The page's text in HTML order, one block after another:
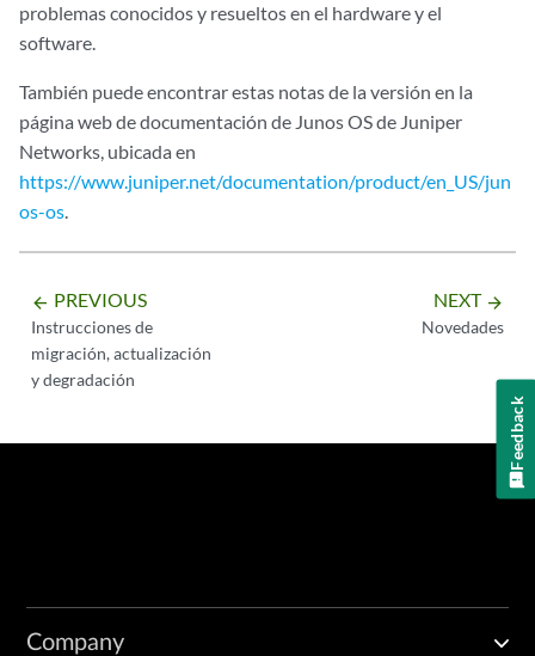
problemas conocidos y resueltos en el hardware y el
software.
También puede encontrar estas notas de la versión en la
página web de documentación de Junos OS de Juniper
Networks, ubicada en
https://www.juniper.net/documentation/product/en_US/jun
os-os.
arrow_backward PREVIOUS
Instrucciones de
migración, actualización
y degradación
NEXT arrow_forward
Novedades
Company
Feedback